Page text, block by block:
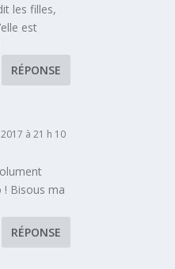
les filles,
est
RÉPONSE
à 21 h 10
! Bisous ma
RÉPONSE